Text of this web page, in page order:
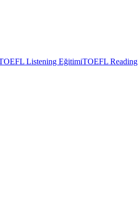
Listening EğitimiTOEFL